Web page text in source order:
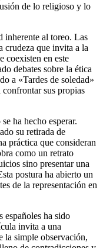
de lo religioso y lo
inherente al toreo. Las
crudeza que invita a la
coexisten en este
debates sobre la ética
a «Tardes de soledad»
confrontar sus propias
ha hecho esperar.
su retirada de
práctica que consideran
como un retrato
sino presentar una
postura ha abierto un
de la representación en
españoles ha sido
invita a una
la simple observación,